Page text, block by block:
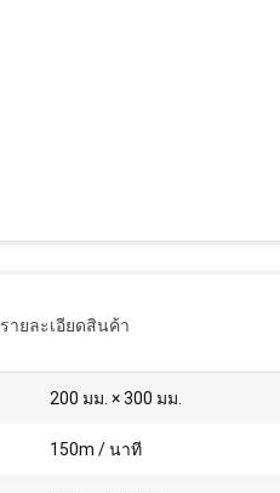
รายละเอียดสินค้า
200 มม. × 300 มม.
150m / นาที